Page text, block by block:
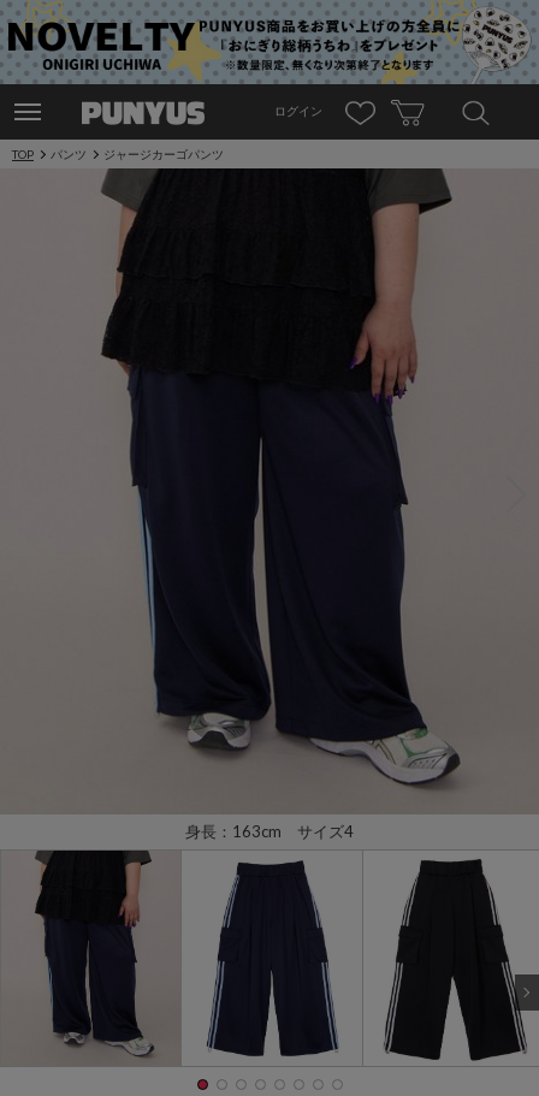
ログイン
TOP パンツ ジャージカーゴパンツ
身長：163cm サイズ4